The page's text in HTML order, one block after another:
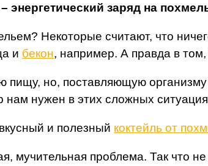
заряд на
Некоторые считают, что
и бекон, например. А правда в
пищу, но, поставляющую
нужен в этих сложных
и полезный коктейль от
мучительная проблема. Так что